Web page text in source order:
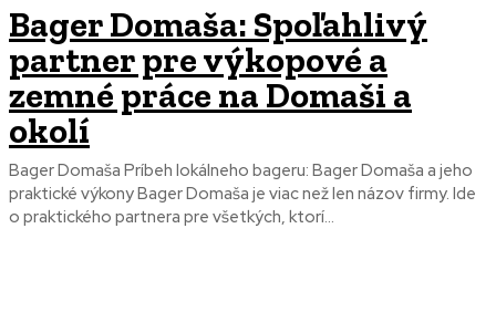
Bager Domaša: Spoľahlivý
partner pre výkopové a
zemné práce na Domaši a
okolí
Bager Domaša Príbeh lokálneho bageru: Bager Domaša a jeho
praktické výkony Bager Domaša je viac než len názov firmy. Ide
o praktického partnera pre všetkých, ktorí...